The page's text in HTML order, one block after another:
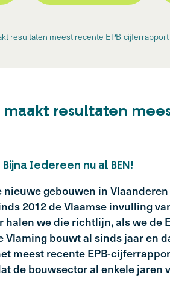
resultaten meest recente EPB-
maakt resultaten
Iedereen nu al BEN!
gebouwen in
2012 de Vlaamse invulling
we die richtlijn, als we
Vlaming bouwt al sinds jaar en
meest recente EPB-
de bouwsector al enkele